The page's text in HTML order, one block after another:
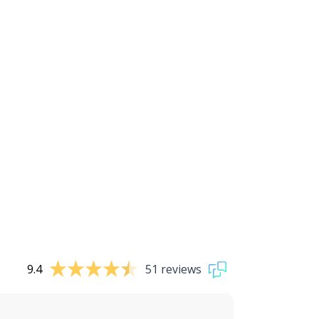
9.4 51 reviews